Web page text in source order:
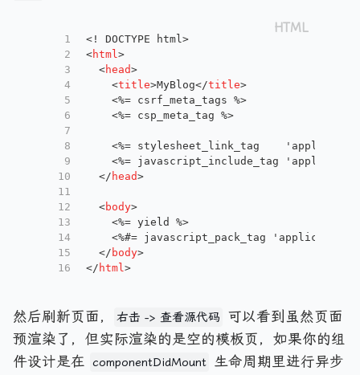
1
2
3
4
5
6
7
8
9
10
11
12
13
14
15
16
<! DOCTYPE html>
<html>
<head>
<title>MyBlog</title>
    <%= csrf_meta_tags %>
    <%= csp_meta_tag %>
<%= stylesheet_link_tag
<%= javascript_include_tag
</ head>
<body>
    <%= yield %>
<%#= javascript_pack_tag
</ body>
</ html>
然后刷新页面， 右击 -> 查看源代码
可以看到虽然页面
预渲染了，但实际渲染的是空的模板页，如果你的组
件设计是在 componentDidMount 生命周期里进行异步